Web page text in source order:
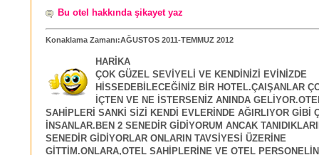
Bu otel hakkında şikayet yaz
Konaklama Zamanı:AĞUSTOS 2011-TEMMUZ 2012
HARİKA
ÇOK GÜZEL SEVİYELİ VE KENDİNİZİ EVİNİZDE
HİSSEDEBİLECEĞİNİZ BİR HOTEL.ÇAIŞANLAR
İÇTEN VE NE İSTERSENİZ ANINDA
SAHİPLERİ SANKİ SİZİ KENDİ EVLERİNDE AĞIRLIYOR GİBİ
İNSANLAR.BEN 2 SENEDİR GİDİYORUM ANCAK
SENEDİR GİDİYORLAR ONLARIN TAVSİYESİ ÜZERİNE
GİTTİM.ONLARA,OTEL SAHİPLERİNE VE OTEL